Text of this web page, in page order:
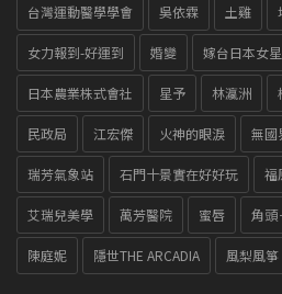
台灣運動醫學學會 吳依霖 土雞
女力報到-好運到 婚變 嫁台日本女星
日本農業株式會社 星予 林瀛洲
民政局 江宏傑 火神的眼淚 無國
瑞芳氣象站 石門十景實在好好玩 福
艾瑞兒美學 萬芳醫院 蜜唇 角頭
陳庭妮 隱世THE ARCADIA 風梨風箏